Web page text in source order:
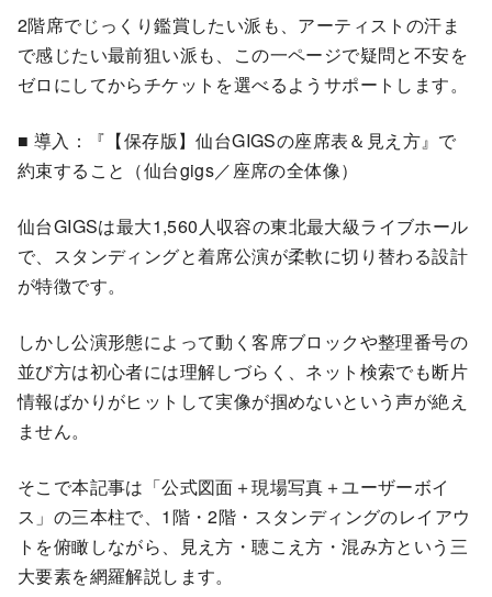
2階席でじっくり鑑賞したい派も、アーティストの汗ま
で感じたい最前狙い派も、この一ページで疑問と不安を
ゼロにしてからチケットを選べるようサポートします。
■ 導入：『【保存版】仙台GIGSの座席表＆見え方』で
約束すること（仙台gigs／座席の全体像）
仙台GIGSは最大1,560人収容の東北最大級ライブホール
で、スタンディングと着席公演が柔軟に切り替わる設計
が特徴です。
しかし公演形態によって動く客席ブロックや整理番号の
並び方は初心者には理解しづらく、ネット検索でも断片
情報ばかりがヒットして実像が掴めないという声が絶え
ません。
そこで本記事は「公式図面＋現場写真＋ユーザーボイ
ス」の三本柱で、1階・2階・スタンディングのレイアウ
トを俯瞰しながら、見え方・聴こえ方・混み方という三
大要素を網羅解説します。